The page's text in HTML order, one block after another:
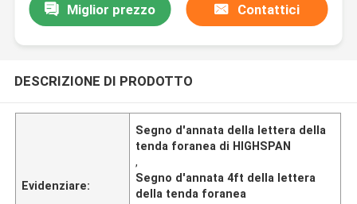
Miglior prezzo Contattici
DESCRIZIONE DI PRODOTTO
Evidenziare:
Segno d'annata della lettera della
tenda foranea di HIGHSPAN
,
Segno d'annata 4ft della lettera
della tenda foranea